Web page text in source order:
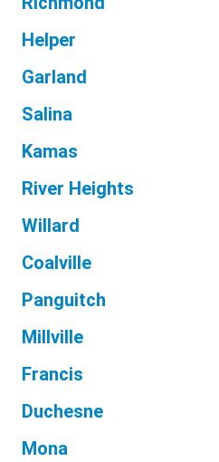
Helper
Garland
Salina
Kamas
River Heights
Willard
Coalville
Panguitch
Millville
Francis
Duchesne
Mona